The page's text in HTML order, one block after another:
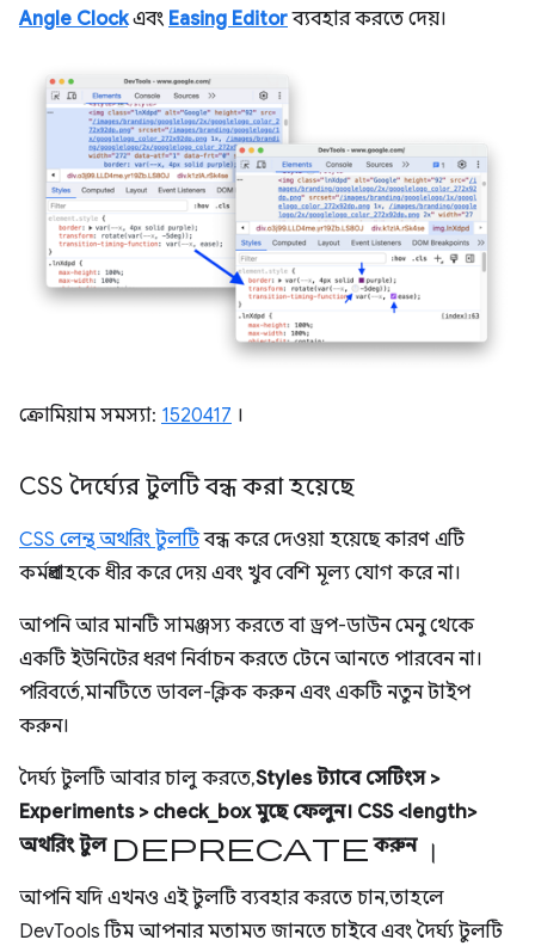
Angle Clockএবং Easing Editorব্যবহার করতে দেয়।
ক্রোমিয়াম সমস্যা: 1520417 ।
CSS দৈর্ঘ্যের টুলটি বন্ধ করা হয়েছে
CSS লেন্থ অথরিং টুলটিবন্ধ করে দেওয়া হয়েছে কারণ এটি
কর্মপ্রবাহকে ধীর করে দেয় এবং খুব বেশি মূল্য যোগ করে না।
আপনি আর মানটি সামঞ্জস্য করতে বা ড্রপ-ডাউন মেনু থেকে
একটি ইউনিটের ধরণ নির্বাচন করতে টেনে আনতে পারবেন না।
পরিবর্তে, মানটিতে ডাবল-ক্লিক করুন এবং একটি নতুন টাইপ
করুন।
দৈর্ঘ্য টুলটি আবার চালু করতে,Styles ট্যাবে সেটিংস >
Experiments > check_box মুছে ফেলুন। CSS <length>
অথরিং টুল Deprecate করুন ।
আপনি যদি এখনও এই টুলটি ব্যবহার করতে চান, তাহলে
DevTools টিম আপনার মতামত জানতে চাইবে এবং দৈর্ঘ্য টুলটি